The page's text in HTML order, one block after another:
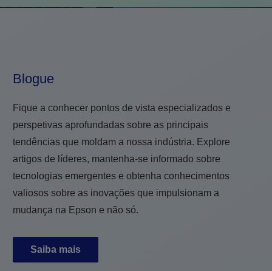
Blogue
Fique a conhecer pontos de vista especializados e
perspetivas aprofundadas sobre as principais
tendências que moldam a nossa indústria. Explore
artigos de líderes, mantenha-se informado sobre
tecnologias emergentes e obtenha conhecimentos
valiosos sobre as inovações que impulsionam a
mudança na Epson e não só.
Saiba mais